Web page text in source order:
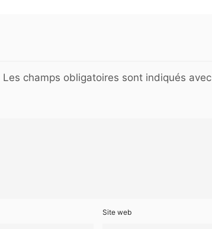
Les champs obligatoires sont indiqués avec
Site web